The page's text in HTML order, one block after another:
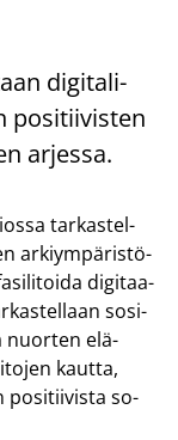
di­gi­ta­li­
po­si­tii­vis­ten
ar­jes­sa.
tar­kas­tel­
ar­kiym­pä­ris­tö­
di­gi­taa­
so­si­
nuor­ten elä­
kaut­ta,
po­si­tii­vis­ta so­